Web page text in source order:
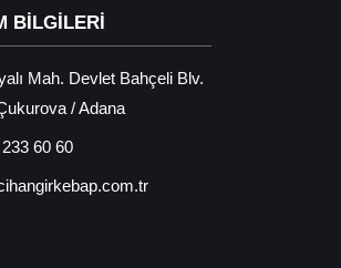
BİLGİLERİ
Mah. Devlet Bahçeli Blv.
/ Adana
60 60